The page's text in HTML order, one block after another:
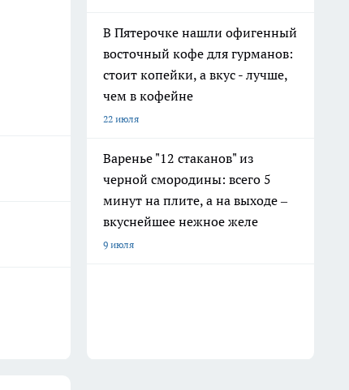
В Пятерочке нашли офигенный
восточный кофе для гурманов:
стоит копейки, а вкус - лучше,
чем в кофейне
22 июля
Варенье "12 стаканов" из
черной смородины: всего 5
минут на плите, а на выходе –
вкуснейшее нежное желе
9 июля